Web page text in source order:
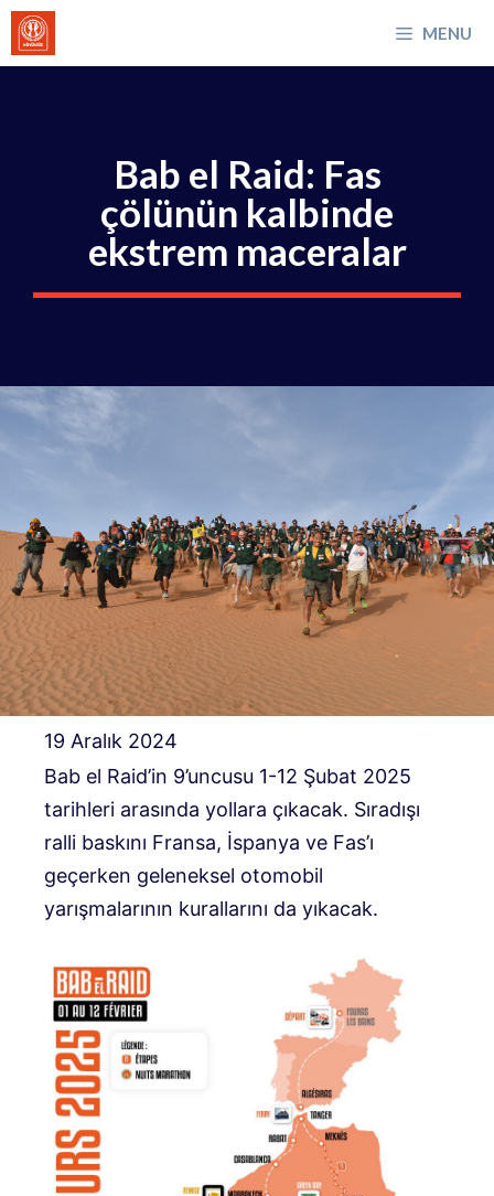
İçeriğe
atla
MENU
Bab el Raid: Fas
çölünün kalbinde
ekstrem maceralar
19 Aralık 2024
Bab el Raid’in 9’uncusu 1-12 Şubat 2025
tarihleri ​​arasında yollara çıkacak. Sıradışı
ralli baskını Fransa, İspanya ve Fas’ı
geçerken geleneksel otomobil
yarışmalarının kurallarını da yıkacak.